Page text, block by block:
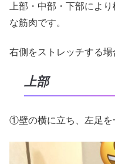
上部・中部・下部によ
な筋肉です。
右側をストレッチする場
上部
①壁の横に立ち、左足を